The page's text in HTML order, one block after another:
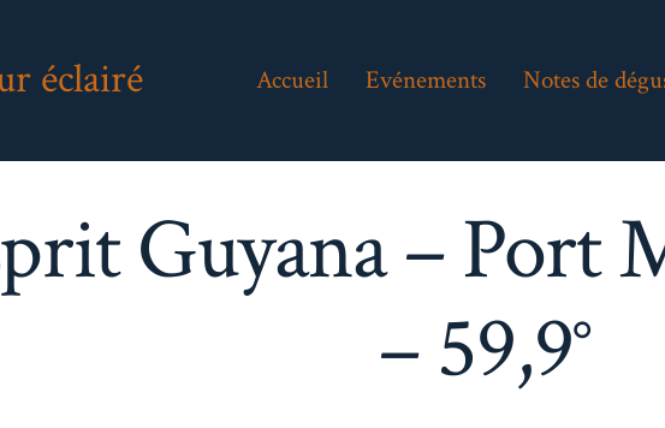
éclairé Accueil Evénements Notes de
Guyana – Port
– 59,9°